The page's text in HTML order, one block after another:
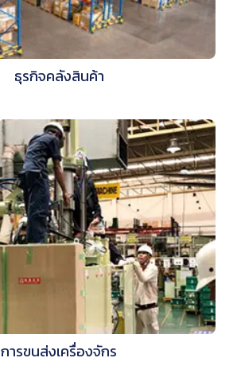
ธุรกิจคลังสินค้า
การขนส่งเครื่องจักร